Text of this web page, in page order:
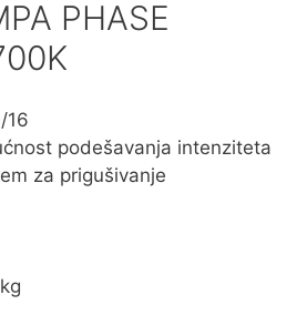
PHASE
16
podešavanja intenziteta
za prigušivanje